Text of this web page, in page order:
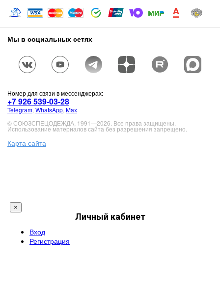
Мы в социальных сетях
Номер для связи в мессенджерах:
+7 926 539-03-28
Telegram WhatsApp Max
© СОЮЗСПЕЦОДЕЖДА, 1991—2026. Все права защищены.
Использование материалов сайта без разрешения запрещено.
Карта сайта
×
Личный кабинет
Вход
Регистрация